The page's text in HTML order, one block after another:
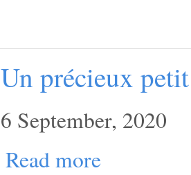
Un précieux
6 September, 2020
Read more